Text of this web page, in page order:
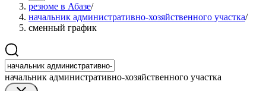
резюме в Абазе/
начальник административно-хозяйственного участка/
сменный график
начальник административно-хозяйственного участка